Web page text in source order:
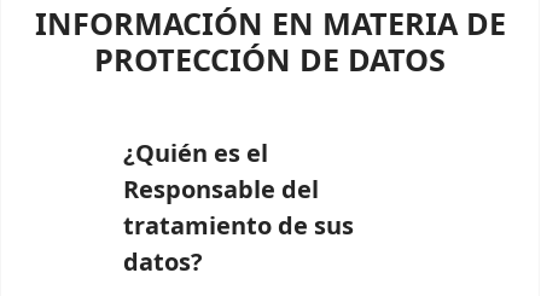
INFORMACIÓN EN MATERIA DE
PROTECCIÓN DE DATOS
¿Quién es el
Responsable del
tratamiento de sus
datos?